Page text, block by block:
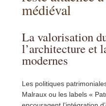
médiéval
La valorisation
l’architecture et
modernes
Les politiques
Malraux ou les labels «